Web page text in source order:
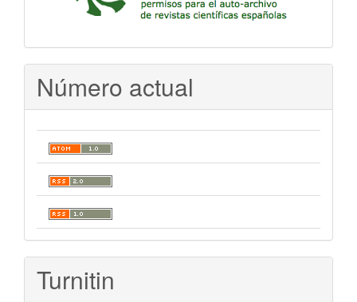
Número actual
Turnitin